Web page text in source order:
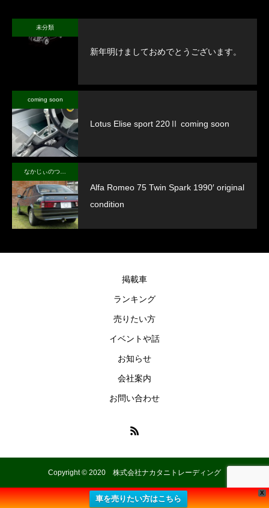
未分類
新年明けましておめでとうございます。
coming soon
Lotus Elise sport 220Ⅱ coming soon
Alfa Romeo 75 Twin Spark 1990′ original
condition
掲載車
ランキング
売りたい方
イベントや話
お知らせ
会社案内
お問い合わせ
Copyright © 2020 株式会社ナカタニトレーディング
X
車を売りたい方はこちら